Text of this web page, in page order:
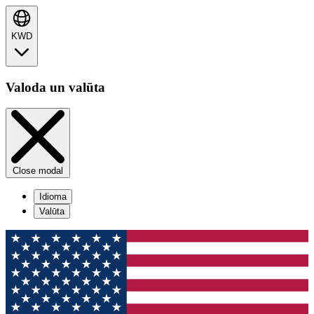
KWD
Valoda un valūta
Close modal
Idioma
Valūta